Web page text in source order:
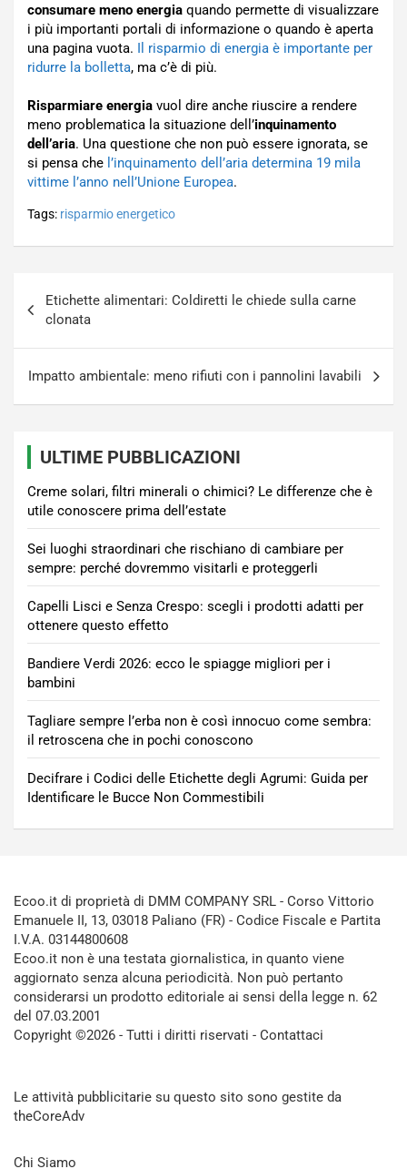
consumare meno energia quando permette di visualizzare
i più importanti portali di informazione o quando è aperta
una pagina vuota. Il risparmio di energia è importante per
ridurre la bolletta, ma c’è di più.
Risparmiare energia vuol dire anche riuscire a rendere
meno problematica la situazione dell’inquinamento
dell’aria. Una questione che non può essere ignorata, se
si pensa che l’inquinamento dell’aria determina 19 mila
vittime l’anno nell’Unione Europea.
Tags: risparmio energetico
articoli
Etichette alimentari: Coldiretti le chiede sulla carne
clonata
Impatto ambientale: meno rifiuti con i pannolini lavabili
ULTIME PUBBLICAZIONI
Creme solari, filtri minerali o chimici? Le differenze che è
utile conoscere prima dell’estate
Sei luoghi straordinari che rischiano di cambiare per
sempre: perché dovremmo visitarli e proteggerli
Capelli Lisci e Senza Crespo: scegli i prodotti adatti per
ottenere questo effetto
Bandiere Verdi 2026: ecco le spiagge migliori per i
bambini
Tagliare sempre l’erba non è così innocuo come sembra:
il retroscena che in pochi conoscono
Decifrare i Codici delle Etichette degli Agrumi: Guida per
Identificare le Bucce Non Commestibili
Ecoo.it di proprietà di DMM COMPANY SRL - Corso Vittorio
Emanuele II, 13, 03018 Paliano (FR) - Codice Fiscale e Partita
I.V.A. 03144800608
Ecoo.it non è una testata giornalistica, in quanto viene
aggiornato senza alcuna periodicità. Non può pertanto
considerarsi un prodotto editoriale ai sensi della legge n. 62
del 07.03.2001
Copyright ©2026 - Tutti i diritti riservati - Contattaci
Le attività pubblicitarie su questo sito sono gestite da
theCoreAdv
Chi Siamo